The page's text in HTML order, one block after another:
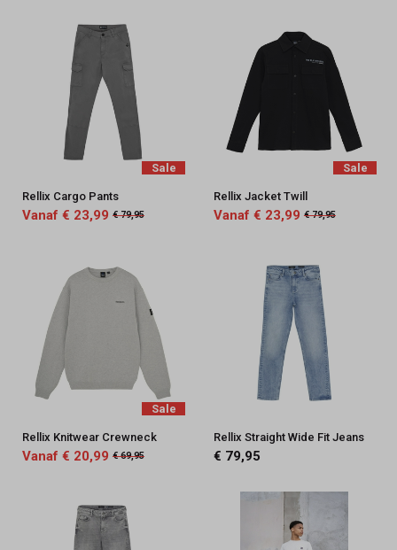
Sale
Rellix Cargo Pants
Vanaf € 23,99 € 79,95
Sale
Rellix Jacket Twill
Vanaf € 23,99 € 79,95
Sale
Rellix Knitwear Crewneck
Vanaf € 20,99 € 69,95
Rellix Straight Wide Fit Jeans
€ 79,95